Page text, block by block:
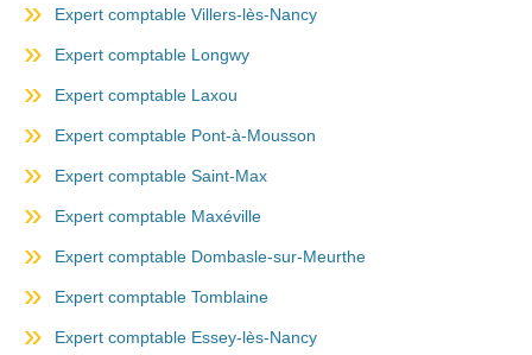
Expert comptable Villers-lès-Nancy
Expert comptable Longwy
Expert comptable Laxou
Expert comptable Pont-à-Mousson
Expert comptable Saint-Max
Expert comptable Maxéville
Expert comptable Dombasle-sur-Meurthe
Expert comptable Tomblaine
Expert comptable Essey-lès-Nancy